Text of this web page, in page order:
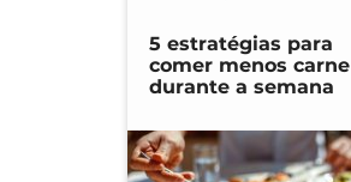
5 estratégias para
comer menos carne
durante a semana